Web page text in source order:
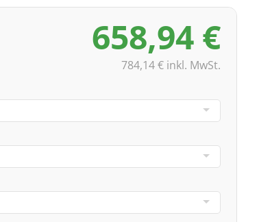
658,94 €
784,14 € inkl. MwSt.